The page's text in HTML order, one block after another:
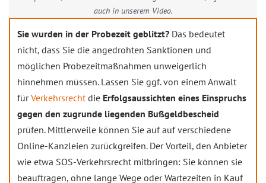
auch in unserem Video.
Sie wurden in der Probezeit geblitzt? Das bedeutet
nicht, dass Sie die angedrohten Sanktionen und
möglichen Probezeitmaßnahmen unweigerlich
hinnehmen müssen. Lassen Sie ggf. von einem Anwalt
fürVerkehrsrechtdie Erfolgsaussichten eines Einspruchs
gegen den zugrunde liegenden Bußgeldbescheid
prüfen. Mittlerweile können Sie auf auf verschiedene
Online-Kanzleien zurückgreifen. Der Vorteil, den Anbieter
wie etwa SOS-Verkehrsrecht mitbringen: Sie können sie
beauftragen, ohne lange Wege oder Wartezeiten in Kauf